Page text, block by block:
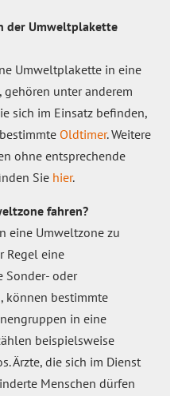
der Umweltplakette
Umweltplakette in eine
unter anderem
sich im Einsatz befinden,
Oldtimer. Weitere
ohne entsprechende
Sie hier.
fahren?
eine Umweltzone zu
Regel eine
Sonder- oder
können bestimmte
in eine
beispielsweise
Ärzte, die sich im Dienst
Menschen dürfen